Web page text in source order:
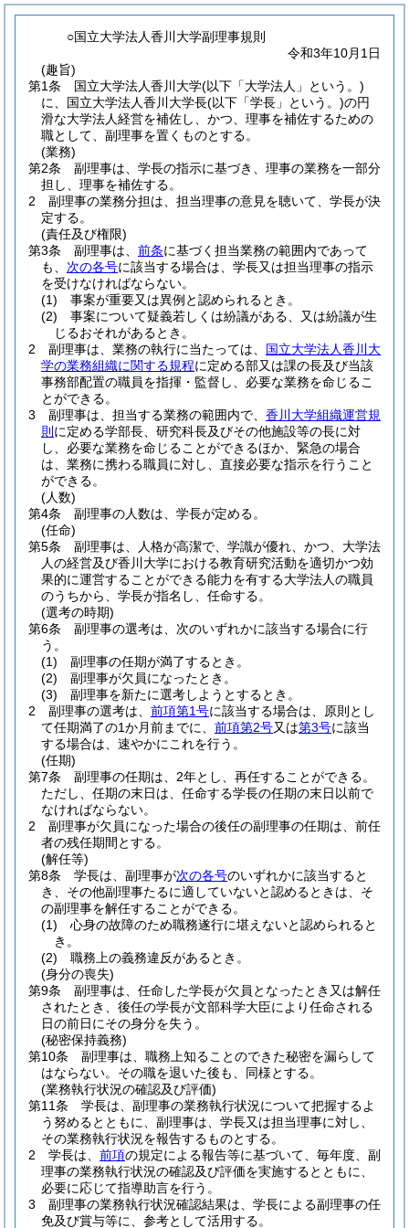
○国立大学法人香川大学副理事規則
令和3年10月1日
(趣旨)
第1条
国立大学法人香川大学(以下「大学法人」という。)
に、国立大学法人香川大学長(以下「学長」という。)の円
滑な大学法人経営を補佐し、かつ、理事を補佐するための
職として、副理事を置くものとする。
(業務)
第2条
副理事は、学長の指示に基づき、理事の業務を一部分
担し、理事を補佐する。
2
副理事の業務分担は、担当理事の意見を聴いて、学長が決
定する。
(責任及び権限)
第3条
副理事は、 前条に基づく担当業務の範囲内であって
も、 次の各号に該当する場合は、学長又は担当理事の指示
を受けなければならない。
(1)
事案が重要又は異例と認められるとき。
(2)
事案について疑義若しくは紛議がある、又は紛議が生
じるおそれがあるとき。
2
副理事は、業務の執行に当たっては、 国立大学法人香川大
学の業務組織に関する規程に定める部又は課の長及び当該
事務部配置の職員を指揮・監督し、必要な業務を命じるこ
とができる。
3
副理事は、担当する業務の範囲内で、 香川大学組織運営規
則 に定める学部長、研究科長及びその他施設等の長に対
し、必要な業務を命じることができるほか、緊急の場合
は、業務に携わる職員に対し、直接必要な指示を行うこと
ができる。
(人数)
第4条
副理事の人数は、学長が定める。
(任命)
第5条
副理事は、人格が高潔で、学識が優れ、かつ、大学法
人の経営及び香川大学における教育研究活動を適切かつ効
果的に運営することができる能力を有する大学法人の職員
のうちから、学長が指名し、任命する。
(選考の時期)
第6条
副理事の選考は、次のいずれかに該当する場合に行
う。
(1)
副理事の任期が満了するとき。
(2)
副理事が欠員になったとき。
(3)
副理事を新たに選考しようとするとき。
2
副理事の選考は、 前項第1号に該当する場合は、原則とし
て任期満了の1か月前までに、 前項第2号又は第3号に該当
する場合は、速やかにこれを行う。
(任期)
第7条
副理事の任期は、2年とし、再任することができる。
ただし、任期の末日は、任命する学長の任期の末日以前で
なければならない。
2
副理事が欠員になった場合の後任の副理事の任期は、前任
者の残任期間とする。
(解任等)
第8条
学長は、副理事が次の各号のいずれかに該当すると
き、その他副理事たるに適していないと認めるときは、そ
の副理事を解任することができる。
(1)
心身の故障のため職務遂行に堪えないと認められると
き。
(2)
職務上の義務違反があるとき。
(身分の喪失)
第9条
副理事は、任命した学長が欠員となったとき又は解任
されたとき、後任の学長が文部科学大臣により任命される
日の前日にその身分を失う。
(秘密保持義務)
第10条
副理事は、職務上知ることのできた秘密を漏らして
はならない。 その職を退いた後も、同様とする。
(業務執行状況の確認及び評価)
第11条
学長は、副理事の業務執行状況について把握するよ
う努めるとともに、副理事は、学長又は担当理事に対し、
その業務執行状況を報告するものとする。
2
学長は、 前項の規定による報告等に基づいて、毎年度、副
理事の業務執行状況の確認及び評価を実施するとともに、
必要に応じて指導助言を行う。
3
副理事の業務執行状況確認結果は、学長による副理事の任
免及び賞与等に、参考として活用する。